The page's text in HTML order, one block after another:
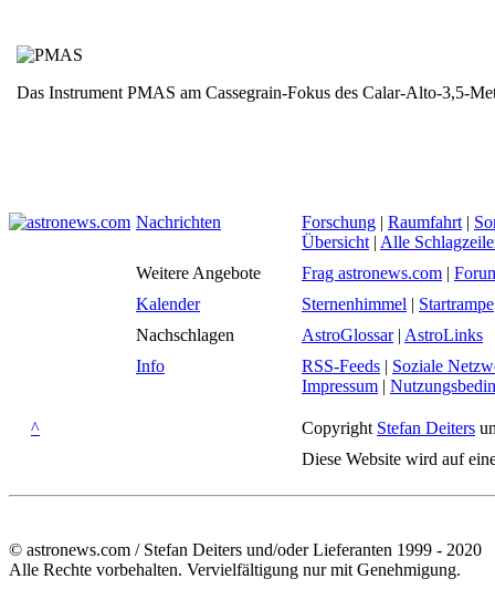
Das Instrument PMAS am Cassegrain-Fokus des Calar-Alto-3,5-
Nachrichten Forschung | Raumfahrt |
Übersicht | Alle
Weitere Angebote
Frag astronews.com |
Kalender
Sternenhimmel | Startrampe
Nachschlagen
AstroGlossar| AstroLinks
Info
RSS-Feeds | Soziale
Impressum |
^ Copyright Stefan Deiters
Diese Website wird auf
© astronews.com / Stefan Deiters und/oder Lieferanten 1999 - 2020
Alle Rechte vorbehalten. Vervielfältigung nur mit Genehmigung.